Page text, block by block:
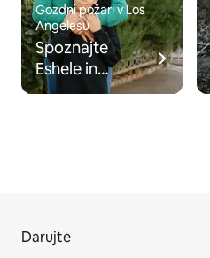
Gozdni požari v Los
Angelesu
Spoznajte
Eshele in
Braydena
Darujte